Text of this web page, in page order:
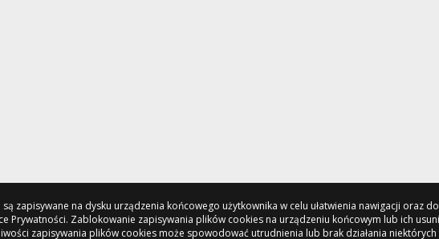
zapisywane na dysku urządzenia końcowego użytkownika w celu ułatwienia nawigacji oraz
Prywatności. Zablokowanie zapisywania plików cookies na urządzeniu końcowym lub ich
zapisywania plików cookies może spowodować utrudnienia lub brak działania